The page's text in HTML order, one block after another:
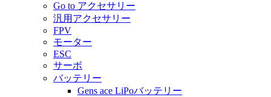
Go to アクセサリー
汎用アクセサリー
FPV
モーター
ESC
サーボ
バッテリー
Gens ace LiPoバッテリー